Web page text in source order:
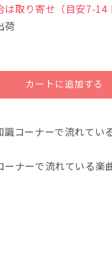
取り寄せ（目安7-14
荷
カートに追加する
コーナーで流れてい
ーナーで流れている楽